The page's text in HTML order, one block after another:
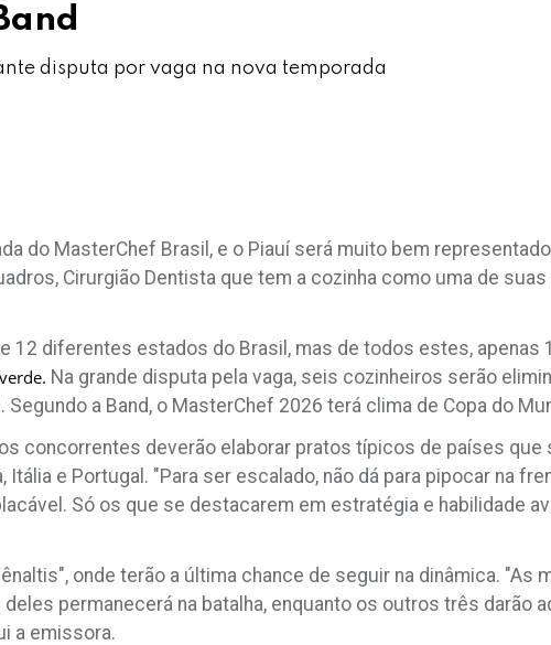
disputa por vaga na nova temporada
do MasterChef Brasil, e o Piauí será muito bem
Cirurgião Dentista que tem a cozinha como uma de
12 diferentes estados do Brasil, mas de todos estes, apenas
Na grande disputa pela vaga, seis cozinheiros serão
a Band, o MasterChef 2026 terá clima de Copa do
concorrentes deverão elaborar pratos típicos de países que
Itália e Portugal. "Para ser escalado, não dá para pipocar na
Só os que se destacarem em estratégia e habilidade
onde terão a última chance de seguir na dinâmica. "As
permanecerá na batalha, enquanto os outros três darão
a emissora.